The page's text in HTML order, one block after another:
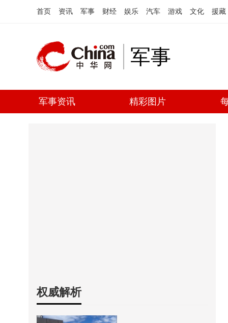
首页 资讯 军事 财经 娱乐 汽车 游戏 文化 援藏
军事
军事资讯 精彩图片
权威解析